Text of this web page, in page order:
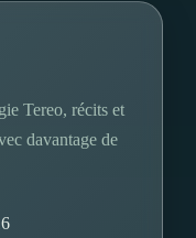
Tereo, récits et
davantage de